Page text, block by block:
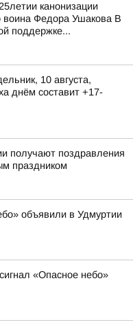
канонизации
воина Федора Ушакова В
поддержке...
10 августа,
днём составит +17-
получают поздравления
праздником
объявили в Удмуртии
«Опасное небо»